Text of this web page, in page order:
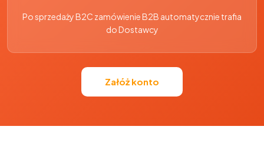
Po sprzedaży B2C zamówienie B2B automatycznie trafia
do Dostawcy
Załóż konto